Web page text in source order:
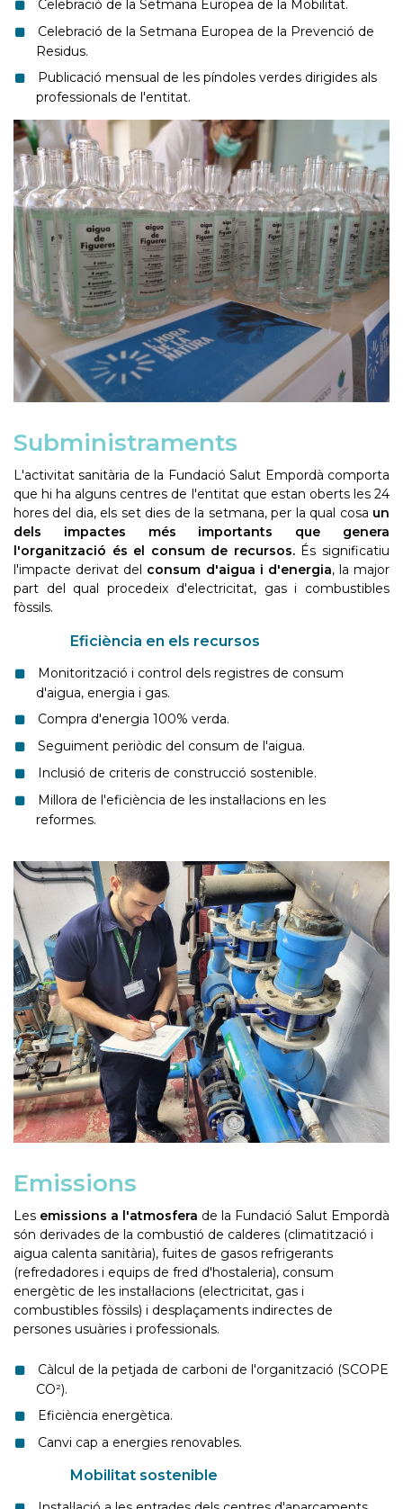
Celebració de la Setmana Europea de la Mobilitat.
Celebració de la Setmana Europea de la Prevenció de
Residus.
Publicació mensual de les píndoles verdes dirigides als
professionals de l'entitat.
Subministraments
L'activitat sanitària de la Fundació Salut Empordà comporta
que hi ha alguns centres de l'entitat que estan oberts les 24
hores del dia, els set dies de la setmana, per la qual cosa un
dels impactes més importants que genera
l'organització és el consum de recursos. És significatiu
l'impacte derivat del consum d'aigua i d'energia, la major
part del qual procedeix d'electricitat, gas i combustibles
fòssils.
Eficiència en els recursos
Monitorització i control dels registres de consum
d'aigua, energia i gas.
Compra d'energia 100% verda.
Seguiment periòdic del consum de l'aigua.
Inclusió de criteris de construcció sostenible.
Millora de l'eficiència de les instal·lacions en les
reformes.
Emissions
Les emissions a l'atmosfera de la Fundació Salut Empordà
són derivades de la combustió de calderes (climatització i
aigua calenta sanitària), fuites de gasos refrigerants
(refredadores i equips de fred d'hostaleria), consum
energètic de les instal·lacions (electricitat, gas i
combustibles fòssils) i desplaçaments indirectes de
persones usuàries i professionals.
Càlcul de la petjada de carboni de l'organització (SCOPE
CO²).
Eficiència energètica.
Canvi cap a energies renovables.
Mobilitat sostenible